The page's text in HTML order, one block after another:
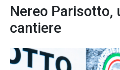
Nereo Parisotto,
cantiere